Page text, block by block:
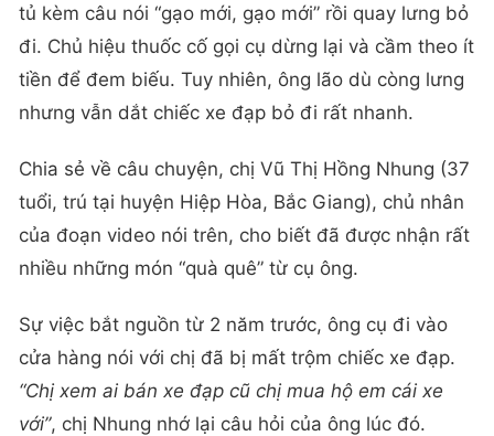
tủ kèm câu nói “gạo mới, gạo mới” rồi quay lưng bỏ
đi. Chủ hiệu thuốc cố gọi cụ dừng lại và cầm theo ít
tiền để đem biếu. Tuy nhiên, ông lão dù còng lưng
nhưng vẫn dắt chiếc xe đạp bỏ đi rất nhanh.
Chia sẻ về câu chuyện, chị Vũ Thị Hồng Nhung (37
tuổi, trú tại huyện Hiệp Hòa, Bắc Giang), chủ nhân
của đoạn video nói trên, cho biết đã được nhận rất
nhiều những món “quà quê” từ cụ ông.
Sự việc bắt nguồn từ 2 năm trước, ông cụ đi vào
cửa hàng nói với chị đã bị mất trộm chiếc xe đạp.
“Chị xem ai bán xe đạp cũ chị mua hộ em cái xe
với”, chị Nhung nhớ lại câu hỏi của ông lúc đó.